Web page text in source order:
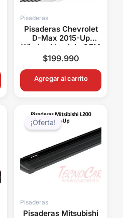
Pisaderas
Pisaderas Chevrolet
D-Max 2015-Up
Wimbo Aluminio OEM
Alta Resistencia Sin
Soldadura
$199.990
Agregar al carrito
¡Oferta!
Pisaderas
Pisaderas Mitsubishi
precio
original
era:
$265.000.
actual
es: